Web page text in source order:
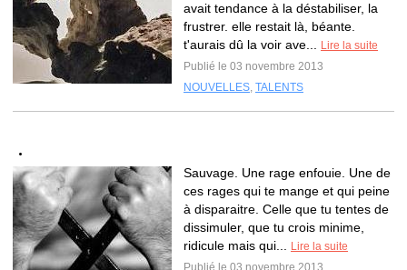
avait tendance à la déstabiliser, la
frustrer. elle restait là, béante.
t'aurais dû la voir ave...
Lire la suite
Publié le 03 novembre 2013
NOUVELLES, TALENTS
.
Sauvage. Une rage enfouie. Une de
ces rages qui te mange et qui peine
à disparaitre. Celle que tu tentes de
dissimuler, que tu crois minime,
ridicule mais qui...
Lire la suite
Publié le 03 novembre 2013